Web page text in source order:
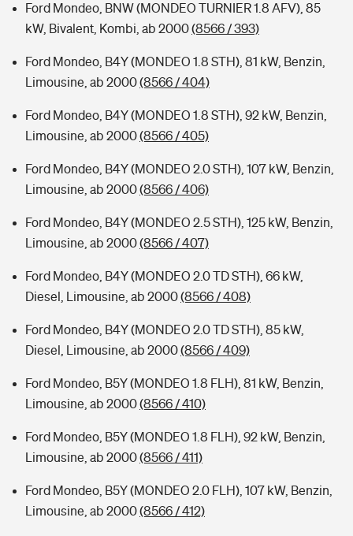
Ford Mondeo, BNW (MONDEO TURNIER 1.8 AFV), 85
kW, Bivalent, Kombi, ab 2000(8566 / 393)
Ford Mondeo, B4Y (MONDEO 1.8 STH), 81 kW, Benzin,
Limousine, ab 2000(8566 / 404)
Ford Mondeo, B4Y (MONDEO 1.8 STH), 92 kW, Benzin,
Limousine, ab 2000(8566 / 405)
Ford Mondeo, B4Y (MONDEO 2.0 STH), 107 kW, Benzin,
Limousine, ab 2000(8566 / 406)
Ford Mondeo, B4Y (MONDEO 2.5 STH), 125 kW, Benzin,
Limousine, ab 2000(8566 / 407)
Ford Mondeo, B4Y (MONDEO 2.0 TD STH), 66 kW,
Diesel, Limousine, ab 2000(8566 / 408)
Ford Mondeo, B4Y (MONDEO 2.0 TD STH), 85 kW,
Diesel, Limousine, ab 2000(8566 / 409)
Ford Mondeo, B5Y (MONDEO 1.8 FLH), 81 kW, Benzin,
Limousine, ab 2000(8566 / 410)
Ford Mondeo, B5Y (MONDEO 1.8 FLH), 92 kW, Benzin,
Limousine, ab 2000(8566 / 411)
Ford Mondeo, B5Y (MONDEO 2.0 FLH), 107 kW, Benzin,
Limousine, ab 2000(8566 / 412)